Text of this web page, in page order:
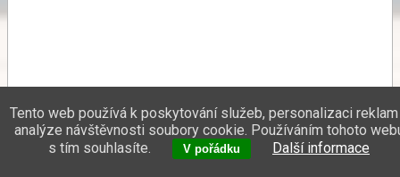
Tento web používá k poskytování služeb, personalizaci reklam
analýze návštěvnosti soubory cookie. Používáním tohoto
s tím souhlasíte.
V pořádku Další informace